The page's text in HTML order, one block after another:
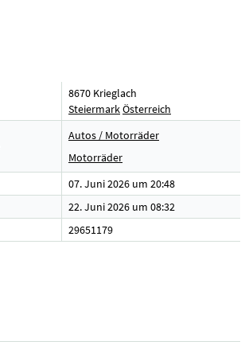
8670 Krieglach
SteiermarkÖsterreich
Autos / Motorräder
Motorräder
07. Juni 2026 um 20:48
22. Juni 2026 um 08:32
29651179